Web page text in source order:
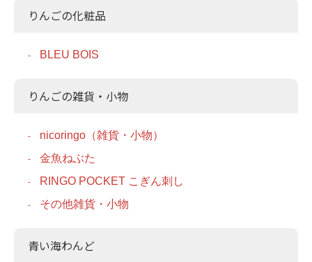
りんごの化粧品
BLEU BOIS
りんごの雑貨・小物
nicoringo（雑貨・小物）
金魚ねぶた
RINGO POCKET こぎん刺し
その他雑貨・小物
青い海わんど